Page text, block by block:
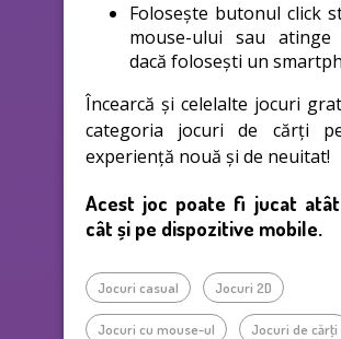
Folosește butonul click
mouse-ului sau atinge
dacă folosești un
Încearcă și celelalte jocuri
categoria jocuri de cărţi
experiență nouă și de neuitat!
Acest joc poate fi jucat
cât și pe dispozitive mobile.
Jocuri casual Jocuri 2D
Jocuri cu mouse-ul Jocuri de cărţi